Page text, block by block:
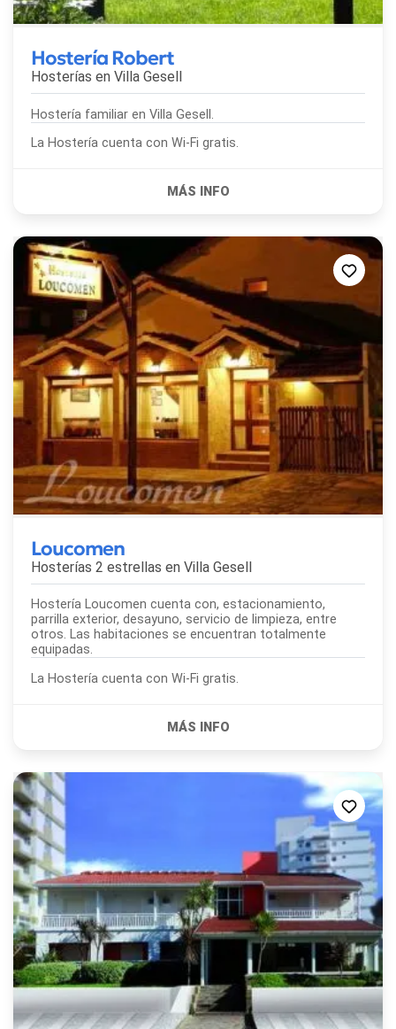
Hostería Robert
Hosterías en Villa Gesell
Hostería familiar en Villa Gesell.
La Hostería cuenta con Wi-Fi gratis.
Loucomen
Hosterías 2 estrellas en Villa Gesell
Hostería Loucomen cuenta con, estacionamiento,
parrilla exterior, desayuno, servicio de limpieza, entre
otros. Las habitaciones se encuentran totalmente
equipadas.
La Hostería cuenta con Wi-Fi gratis.